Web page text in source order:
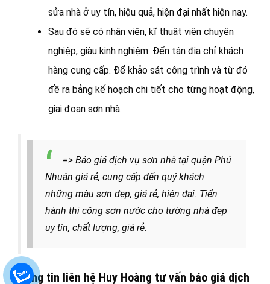
sửa nhà ở uy tín, hiệu quả, hiện đại nhất hiện nay.
Sau đó sẽ có nhân viên, kĩ thuật viên chuyên
nghiệp, giàu kinh nghiệm. Đến tận địa chỉ khách
hàng cung cấp. Để khảo sát công trình và từ đó
đề ra bảng kế hoạch chi tiết cho từng hoạt động,
giai đoạn sơn nhà.
=> Báo giá dịch vụ sơn nhà tại quận Phú
Nhuận giá rẻ, cung cấp đến quý khách
những màu sơn đẹp, giá rẻ, hiện đại. Tiến
hành thi công sơn nước cho tường nhà đẹp
uy tín, chất lượng, giá rẻ.
Thông tin liên hệ Huy Hoàng tư vấn báo giá dịch